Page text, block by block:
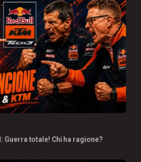
Guerra totale! Chi ha ragione?